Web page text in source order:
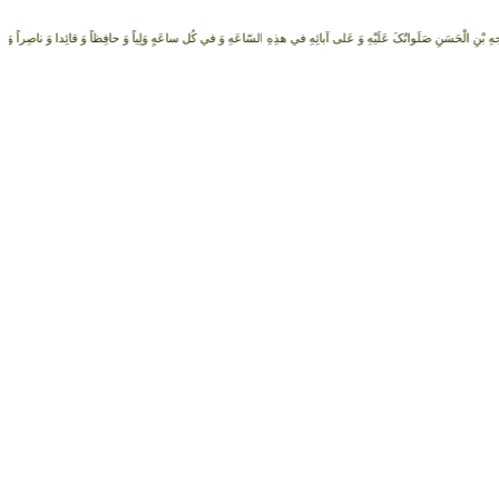
بْنِ الْحَسَنِ صَلَواتُکَ عَلَيْهِ وَ عَلى آبائِهِ في هذِهِ السّاعَهِ وَ في کُل ساعَهٍ وَلِياً وَ حافِظاً وَ قائِدا ‏وَ ناصِراً وَ